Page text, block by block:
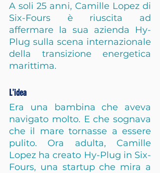
A soli 25 anni, Camille Lopez di
Six-Fours è riuscita ad
affermare la sua azienda Hy-
Plug sulla scena internazionale
della transizione energetica
marittima.
L'idea
Era una bambina che aveva
navigato molto. E che sognava
che il mare tornasse a essere
pulito. Ora adulta, Camille
Lopez ha creato Hy-Plug in Six-
Fours, una startup che mira a